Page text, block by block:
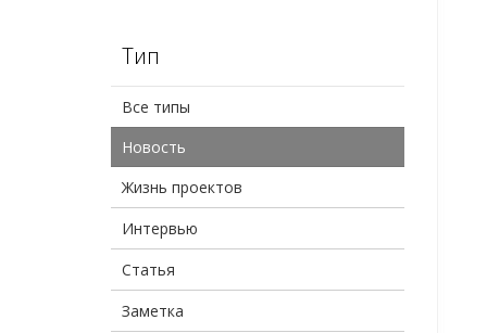
Тип
Все типы
Новость
Жизнь проектов
Интервью
Статья
Заметка